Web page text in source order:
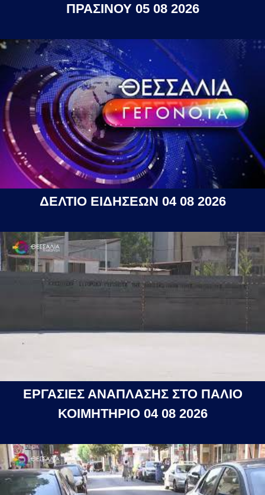
ΠΡΑΣΙΝΟΥ 05 08 2026
ΔΕΛΤΙΟ ΕΙΔΗΣΕΩΝ 04 08 2026
ΕΡΓΑΣΙΕΣ ΑΝΑΠΛΑΣΗΣ ΣΤΟ ΠΑΛΙΟ
ΚΟΙΜΗΤΗΡΙΟ 04 08 2026